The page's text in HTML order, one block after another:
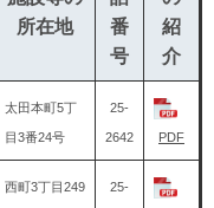
所在地
番
号
紹
介
太田本町5丁
目3番24号
25-
2642 PDF
西町3丁目249 25-